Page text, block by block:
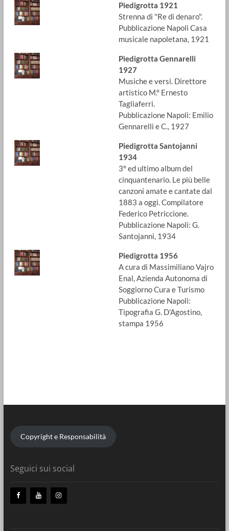
Piedigrotta 1921
Strenna di "Re di denaro".
Pubblicazione Napoli Casa
musicale napoletana, 1921
Piedigrotta Gennarelli
1927
Musiche e versi. Direttore
artistico M.° Ernesto
Tagliaferri.
Pubblicazione Napoli: Emilio
Gennarelli e C., 1927
Piedigrotta Santojanni
1934
3° ed ultimo album del
cinquantenario. Le più belle
canzoni amate e cantate dal
1883 a oggi. Compilatore
Federico Petriccione.
Pubblicazione Napoli: G.
Santojanni, 1934
Piedigrotta 1956
A cura di Massimiliano Vajro
Enal, Azienda Autonoma di
Soggiorno Cura e Turismo
Pubblicazione Napoli:
Tipografia G. D'Agostino,
stampa 1956
Copyright e Responsabilità
Seguici sui social